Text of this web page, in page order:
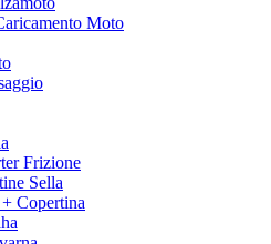
Moto
Frizione
Sella
Copertina